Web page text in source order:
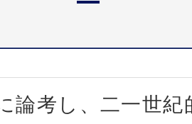
論考し、二一世紀